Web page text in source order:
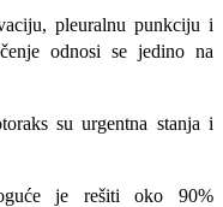
pleuralnu punkciju i
odnosi se jedino na
su urgentna stanja i
je rešiti oko 90%